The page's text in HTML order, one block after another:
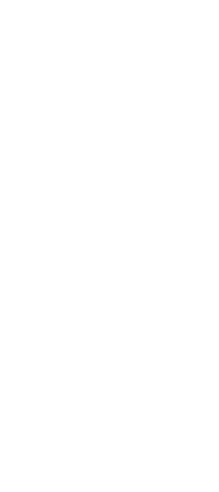
Lynx Commander on
aktiviteetteihin –
PEHMEÄSSÄ
LYNX
Lynx Commanderin
Leveä ja pitkä